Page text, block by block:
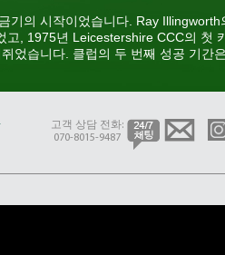
기의 시작이었습니다. Ray
고, 1975년 Leicestershire CCC의 첫
었습니다. 클럽의 두 번째 성공 기간
중 한 명으로 선정되었습니다.
크리켓이 폭발적으로 성장했고,
1부 리그에서 뛰지 않았기 때문에 성
고객 상담 전화:
070-8015-9487